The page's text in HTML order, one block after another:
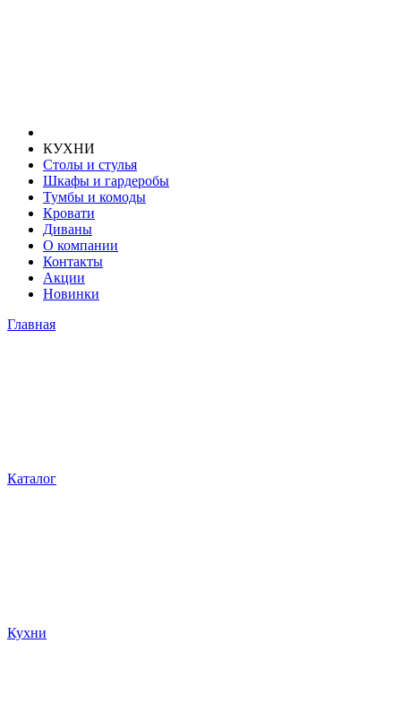
КУХНИ
Столы и стулья
Шкафы и гардеробы
Тумбы и комоды
Кровати
Диваны
О компании
Контакты
Акции
Новинки
Главная
Каталог
Кухни